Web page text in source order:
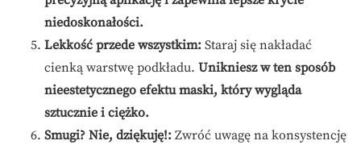
niedoskonałości.
Lekkość przede wszystkim: Staraj się nakładać
cienką warstwę podkładu. Unikniesz w ten sposób
nieestetycznego efektu maski, który wygląda
sztucznie i ciężko.
Smugi? Nie, dziękuję!: Zwróć uwagę na konsystencję